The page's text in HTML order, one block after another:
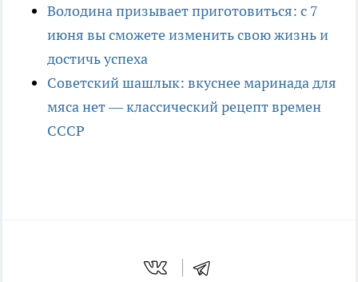
Володина призывает приготовиться: с 7
июня вы сможете изменить свою жизнь и
достичь успеха
Советский шашлык: вкуснее маринада для
мяса нет — классический рецепт времен
СССР